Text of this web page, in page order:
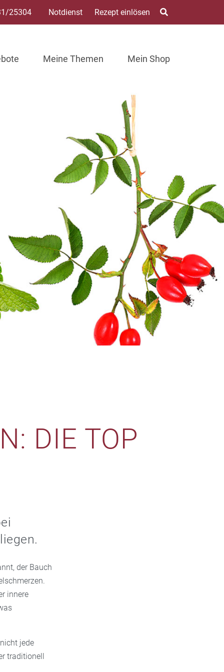
25304 Notdienst Rezept einlösen
Meine Themen Mein Shop
DIE TOP
der Bauch
innere
jede
traditionell